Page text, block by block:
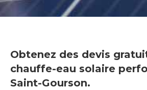
Obtenez des devis
chauffe-eau solaire
Saint-Gourson.